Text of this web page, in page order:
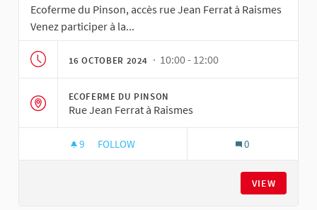
Ecoferme du Pinson, accès rue Jean Ferrat à Raismes
Venez participer à la...
16 OCTOBER 2024 · 10:00 - 12:00
ECOFERME DU PINSON
Rue Jean Ferrat à Raismes
9 9 FOLLOWERS
FOLLOW 0
VIEW